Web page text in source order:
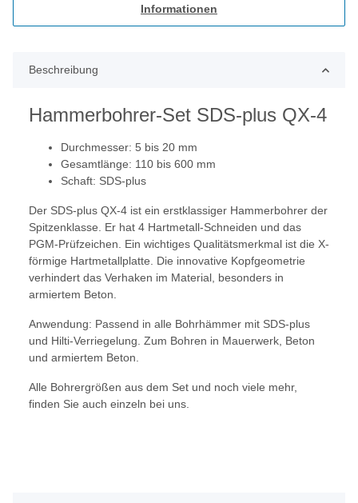
Informationen
Beschreibung
Hammerbohrer-Set SDS-plus QX-4
Durchmesser: 5 bis 20 mm
Gesamtlänge: 110 bis 600 mm
Schaft: SDS-plus
Der SDS-plus QX-4 ist ein erstklassiger Hammerbohrer der
Spitzenklasse. Er hat 4 Hartmetall-Schneiden und das
PGM-Prüfzeichen. Ein wichtiges Qualitätsmerkmal ist die X-
förmige Hartmetallplatte. Die innovative Kopfgeometrie
verhindert das Verhaken im Material, besonders in
armiertem Beton.
Anwendung: Passend in alle Bohrhämmer mit SDS-plus
und Hilti-Verriegelung. Zum Bohren in Mauerwerk, Beton
und armiertem Beton.
Alle Bohrergrößen aus dem Set und noch viele mehr,
finden Sie auch einzeln bei uns.